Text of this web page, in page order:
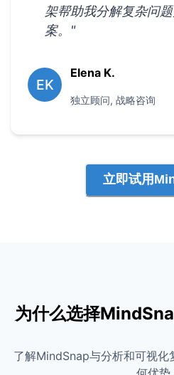
架帮助我分解复杂问
案。 "
EK
Elena K.
独立顾问, 战略咨询
立即试用
为什么选择
了解MindSnap与分析和可视化